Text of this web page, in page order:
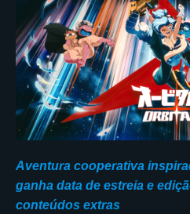
Aventura cooperativa
ganha data de estreia e
conteúdos extras